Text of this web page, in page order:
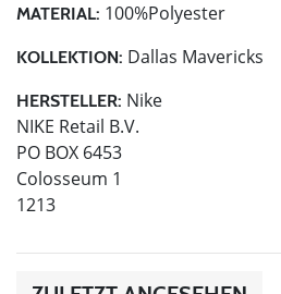
MATERIAL: 100%Polyester
KOLLEKTION: Dallas Mavericks
HERSTELLER: Nike
NIKE Retail B.V.
PO BOX 6453
Colosseum 1
1213